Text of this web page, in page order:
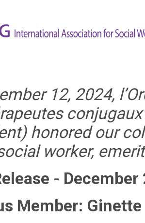
12, 2024,
honored our
ial worker,
- December
Member: